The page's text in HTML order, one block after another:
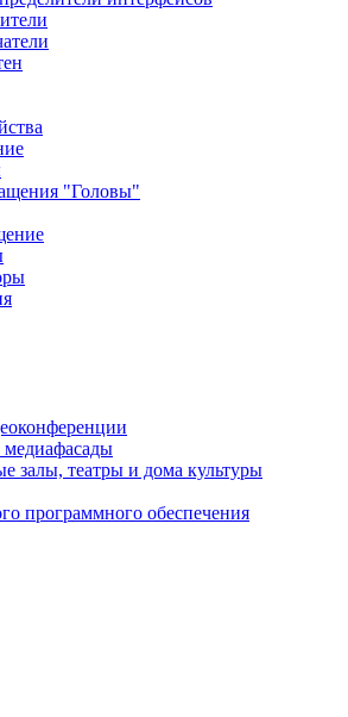
"Головы"
медиафасады
залы, театры и дома культуры
программного обеспечения